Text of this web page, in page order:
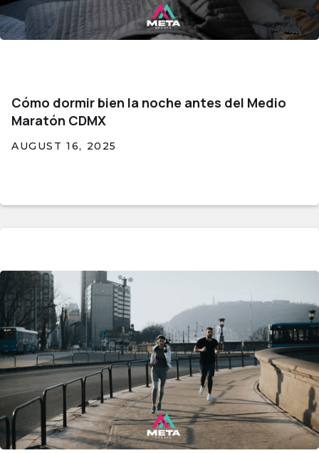
Cómo dormir bien la noche antes del Medio
Maratón CDMX
AUGUST 16, 2025